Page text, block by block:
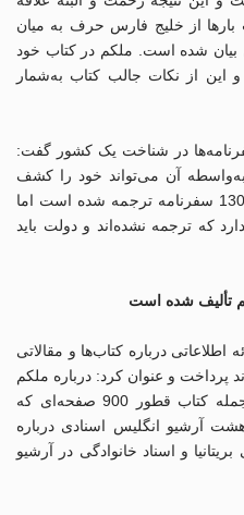
از خلیج فارس حرف به میان
شده است. ملکم در کتاب خود
از نکات جالب کتاب به‌شمار
در شناخت یک کشور گفت:
آن می‌تواند خود را کشف
کند، اهمیت دارند. در ایران بیش از 130 سفرنامه ترجمه شده است اما
که ترجمه نشده‌اند و دولت باید
شده است
درباره کتاب‌ها و مقالاتی
و عنوان کرد: درباره ملکم
چندین کتاب منتشر شده است از جمله کتاب قطور 900 صفحه‌ای که
آرشیو انگلیس اسنادی درباره
و اسناد خانوادگی در آرشیو